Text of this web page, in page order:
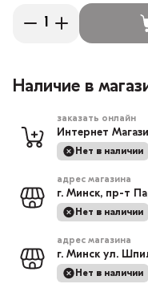
Наличие в
заказать онлайн
Интернет
Нет в наличии
адрес магазина
г. Минск, пр-т
Нет в наличии
адрес магазина
г. Минск ул.
Нет в наличии